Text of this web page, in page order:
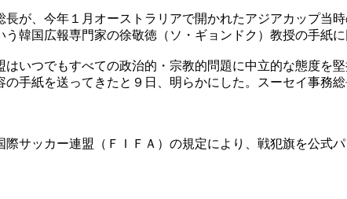
が、今年１月オーストラリアで開かれたアジアカップ当
韓国広報専門家の徐敬徳（ソ・ギョンドク）教授の手紙に
いつでもすべての政治的・宗教的問題に中立的な態度を
手紙を送ってきたと９日、明らかにした。スーセイ事務
サッカー連盟（ＦＩＦＡ）の規定により、戦犯旗を公式